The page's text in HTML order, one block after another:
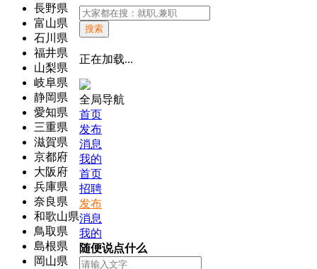
長野県
富山県
石川県
福井県
山梨県
岐阜県
静岡県
愛知県
三重県
滋賀県
京都府
大阪府
兵庫県
奈良県
和歌山県
鳥取県
島根県
岡山県
搜索
正在加载...
全局导航
首页
发布
消息
我的
首页
招聘
发布
消息
我的
随便说点什么